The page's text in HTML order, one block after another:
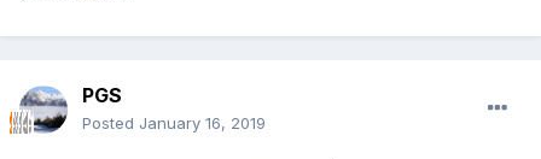
PGS
Posted January 16, 2019